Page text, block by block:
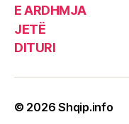
E ARDHMJA
JETË
DITURI
© 2026Shqip.info